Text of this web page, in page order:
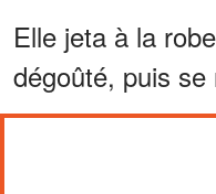
Elle jeta à la
dégoûté, puis